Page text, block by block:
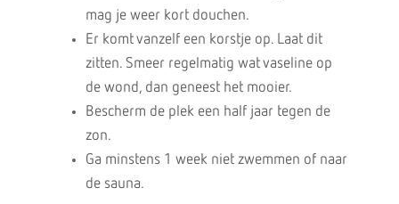
mag je weer kort douchen.
Er komt vanzelf een korstje op. Laat dit
zitten. Smeer regelmatig wat vaseline op
de wond, dan geneest het mooier.
Bescherm de plek een half jaar tegen de
zon.
Ga minstens 1 week niet zwemmen of naar
de sauna.